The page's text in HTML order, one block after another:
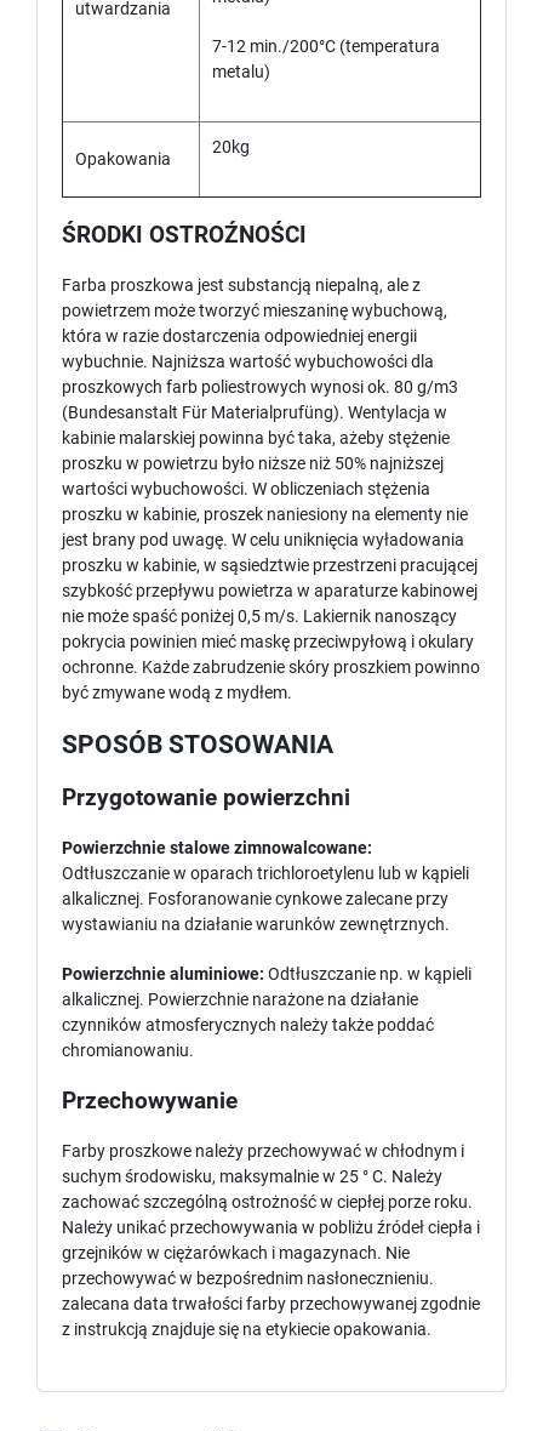
utwardzania
7-12 min./200°C (temperatura
metalu)
Opakowania
20kg
ŚRODKI OSTROŹNOŚCI
Farba proszkowa jest substancją niepalną, ale z
powietrzem może tworzyć mieszaninę wybuchową,
która w razie dostarczenia odpowiedniej energii
wybuchnie. Najniższa wartość wybuchowości dla
proszkowych farb poliestrowych wynosi ok. 80 g/m3
(Bundesanstalt Für Materialprufüng). Wentylacja w
kabinie malarskiej powinna być taka, ażeby stężenie
proszku w powietrzu było niższe niż 50% najniższej
wartości wybuchowości. W obliczeniach stężenia
proszku w kabinie, proszek naniesiony na elementy nie
jest brany pod uwagę. W celu uniknięcia wyładowania
proszku w kabinie, w sąsiedztwie przestrzeni pracującej
szybkość przepływu powietrza w aparaturze kabinowej
nie może spaść poniżej 0,5 m/s. Lakiernik nanoszący
pokrycia powinien mieć maskę przeciwpyłową i okulary
ochronne. Każde zabrudzenie skóry proszkiem powinno
być zmywane wodą z mydłem.
SPOSÓB STOSOWANIA
Przygotowanie powierzchni
Powierzchnie stalowe zimnowalcowane:
Odtłuszczanie w oparach trichloroetylenu lub w kąpieli
alkalicznej. Fosforanowanie cynkowe zalecane przy
wystawianiu na działanie warunków zewnętrznych.
Powierzchnie aluminiowe: Odtłuszczanie np. w kąpieli
alkalicznej. Powierzchnie narażone na działanie
czynników atmosferycznych należy także poddać
chromianowaniu.
Przechowywanie
Farby proszkowe należy przechowywać w chłodnym i
suchym środowisku, maksymalnie w 25 ° C. Należy
zachować szczególną ostrożność w ciepłej porze roku.
Należy unikać przechowywania w pobliżu źródeł ciepła i
grzejników w ciężarówkach i magazynach. Nie
przechowywać w bezpośrednim nasłonecznieniu.
zalecana data trwałości farby przechowywanej zgodnie
z instrukcją znajduje się na etykiecie opakowania.